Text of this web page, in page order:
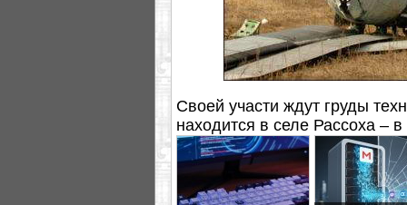
Своей участи ждут груды
находится в селе Рассоха –
станции.